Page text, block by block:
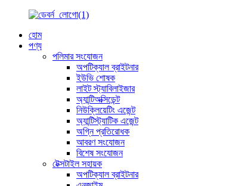
হোম
পণ্য
পলিমার সংযোজন
অপটিক্যাল ব্রাইটনার
ইউভি শোষক
লাইট স্ট্যাবিলাইজার
অ্যান্টিঅক্সিডেন্ট
নিউক্লিয়েটিং এজেন্ট
অ্যান্টিস্ট্যাটিক এজেন্ট
অগ্নি প্রতিরোধক
আবরণ সংযোজন
বিশেষ সংযোজন
টেক্সটাইল সহায়ক
অপটিক্যাল ব্রাইটনার